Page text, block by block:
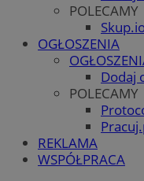
POLECAMY
OGŁOSZENIA
Dodaj
POLECAMY
REKLAMA
WSPÓŁPRACA